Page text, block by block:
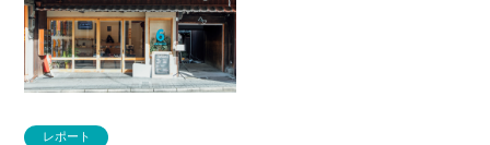
レポート